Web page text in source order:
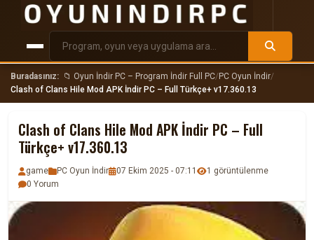
Buradasınız: 📁 Oyun İndir PC – Program İndir Full PC/PC Oyun İndir/
Clash of Clans Hile Mod APK İndir PC – Full Türkçe+ v17.360.13
Clash of Clans Hile Mod APK İndir PC – Full
Türkçe+ v17.360.13
game PC Oyun İndir 07 Ekim 2025 - 07:11
1 görüntülenme
0 Yorum